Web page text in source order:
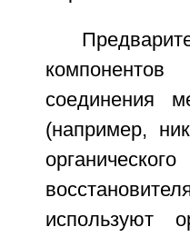
соединения
(например,
используют